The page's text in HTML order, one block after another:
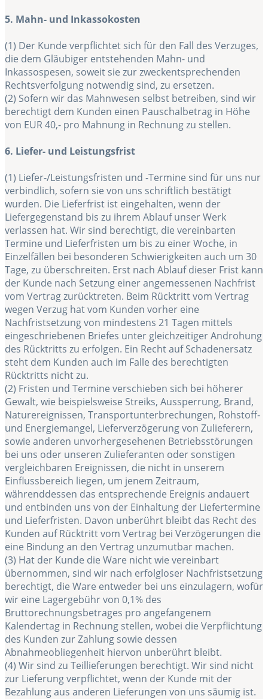
5. Mahn- und Inkassokosten
(1) Der Kunde verpflichtet sich für den Fall des Verzuges,
die dem Gläubiger entstehenden Mahn- und
Inkassospesen, soweit sie zur zweckentsprechenden
Rechtsverfolgung notwendig sind, zu ersetzen.
(2) Sofern wir das Mahnwesen selbst betreiben, sind wir
berechtigt dem Kunden einen Pauschalbetrag in Höhe
von EUR 40,- pro Mahnung in Rechnung zu stellen.
6. Liefer- und Leistungsfrist
(1) Liefer-/Leistungsfristen und -Termine sind für uns nur
verbindlich, sofern sie von uns schriftlich bestätigt
wurden. Die Lieferfrist ist eingehalten, wenn der
Liefergegenstand bis zu ihrem Ablauf unser Werk
verlassen hat. Wir sind berechtigt, die vereinbarten
Termine und Lieferfristen um bis zu einer Woche, in
Einzelfällen bei besonderen Schwierigkeiten auch um 30
Tage, zu überschreiten. Erst nach Ablauf dieser Frist kann
der Kunde nach Setzung einer angemessenen Nachfrist
vom Vertrag zurücktreten. Beim Rücktritt vom Vertrag
wegen Verzug hat vom Kunden vorher eine
Nachfristsetzung von mindestens 21 Tagen mittels
eingeschriebenen Briefes unter gleichzeitiger Androhung
des Rücktritts zu erfolgen. Ein Recht auf Schadenersatz
steht dem Kunden auch im Falle des berechtigten
Rücktritts nicht zu.
(2) Fristen und Termine verschieben sich bei höherer
Gewalt, wie beispielsweise Streiks, Aussperrung, Brand,
Naturereignissen, Transportunterbrechungen, Rohstoff-
und Energiemangel, Lieferverzögerung von Zulieferern,
sowie anderen unvorhergesehenen Betriebsstörungen
bei uns oder unseren Zulieferanten oder sonstigen
vergleichbaren Ereignissen, die nicht in unserem
Einflussbereich liegen, um jenem Zeitraum,
währenddessen das entsprechende Ereignis andauert
und entbinden uns von der Einhaltung der Liefertermine
und Lieferfristen. Davon unberührt bleibt das Recht des
Kunden auf Rücktritt vom Vertrag bei Verzögerungen die
eine Bindung an den Vertrag unzumutbar machen.
(3) Hat der Kunde die Ware nicht wie vereinbart
übernommen, sind wir nach erfolgloser Nachfristsetzung
berechtigt, die Ware entweder bei uns einzulagern, wofür
wir eine Lagergebühr von 0,1% des
Bruttorechnungsbetrages pro angefangenem
Kalendertag in Rechnung stellen, wobei die Verpflichtung
des Kunden zur Zahlung sowie dessen
Abnahmeobliegenheit hiervon unberührt bleibt.
(4) Wir sind zu Teillieferungen berechtigt. Wir sind nicht
zur Lieferung verpflichtet, wenn der Kunde mit der
Bezahlung aus anderen Lieferungen von uns säumig ist.